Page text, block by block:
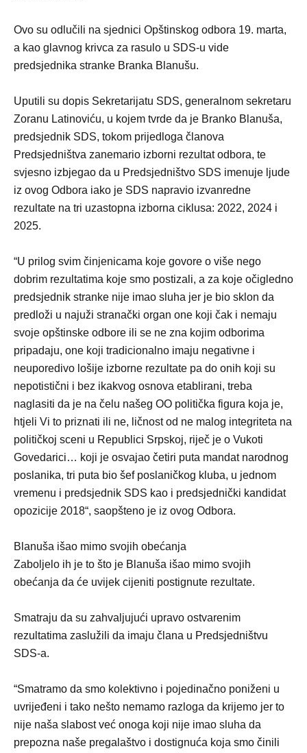
Ovo su odlučili na sjednici Opštinskog odbora 19. marta,
a kao glavnog krivca za rasulo u SDS-u vide
predsjednika stranke Branka Blanušu.
Uputili su dopis Sekretarijatu SDS, generalnom sekretaru
Zoranu Latinoviću, u kojem tvrde da je Branko Blanuša,
predsjednik SDS, tokom prijedloga članova
Predsjedništva zanemario izborni rezultat odbora, te
svjesno izbjegao da u Predsjedništvo SDS imenuje ljude
iz ovog Odbora iako je SDS napravio izvanredne
rezultate na tri uzastopna izborna ciklusa: 2022, 2024 i
2025.
“U prilog svim činjenicama koje govore o više nego
dobrim rezultatima koje smo postizali, a za koje očigledno
predsjednik stranke nije imao sluha jer je bio sklon da
predloži u najuži stranački organ one koji čak i nemaju
svoje opštinske odbore ili se ne zna kojim odborima
pripadaju, one koji tradicionalno imaju negativne i
neuporedivo lošije izborne rezultate pa do onih koji su
nepotistični i bez ikakvog osnova etablirani, treba
naglasiti da je na čelu našeg OO politička figura koja je,
htjeli Vi to priznati ili ne, ličnost od ne malog integriteta na
političkoj sceni u Republici Srpskoj, riječ je o Vukoti
Govedarici… koji je osvajao četiri puta mandat narodnog
poslanika, tri puta bio šef poslaničkog kluba, u jednom
vremenu i predsjednik SDS kao i predsjednički kandidat
opozicije 2018“, saopšteno je iz ovog Odbora.
Blanuša išao mimo svojih obećanja
Zaboljelo ih je to što je Blanuša išao mimo svojih
obećanja da će uvijek cijeniti postignute rezultate.
Smatraju da su zahvaljujući upravo ostvarenim
rezultatima zaslužili da imaju člana u Predsjedništvu
SDS-a.
“Smatramo da smo kolektivno i pojedinačno poniženi u
uvrijeđeni i tako nešto nemamo razloga da krijemo jer to
nije naša slabost već onoga koji nije imao sluha da
prepozna naše pregalaštvo i dostignuća koja smo činili